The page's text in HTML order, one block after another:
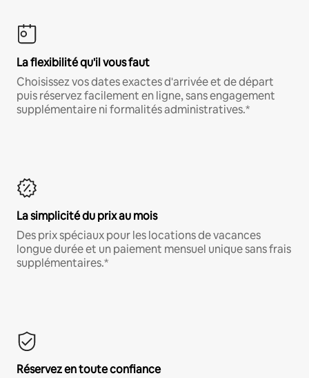
La flexibilité qu'il vous faut
Choisissez vos dates exactes d'arrivée et de départ
puis réservez facilement en ligne, sans engagement
supplémentaire ni formalités administratives.*
La simplicité du prix au mois
Des prix spéciaux pour les locations de vacances
longue durée et un paiement mensuel unique sans frais
supplémentaires.*
Réservez en toute confiance